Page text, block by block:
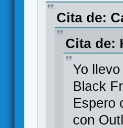
Cita de:
Cita de:
Yo
Black
Espero
con